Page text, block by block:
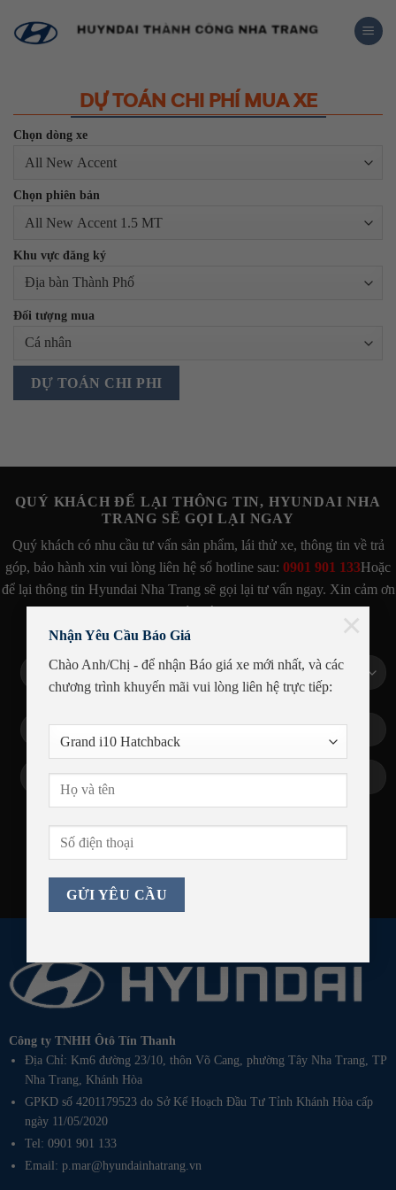
Nhận Yêu Cầu Báo Giá
Chào Anh/Chị - để nhận Báo giá xe mới nhất, và các
chương trình khuyến mãi vui lòng liên hệ trực tiếp:
×
DỰ TOÁN CHI PHÍ MUA XE
Chọn dòng xe
Chọn phiên bản
Khu vực đăng ký
Đối tượng mua
DỰ TOÁN CHI PHI
QUÝ KHÁCH ĐỂ LẠI THÔNG TIN, HYUNDAI NHA
TRANG SẼ GỌI LẠI NGAY
Quý khách có nhu cầu tư vấn sản phẩm, lái thử xe, thông tin về trả
góp, bảo hành xin vui lòng liên hệ số hotline sau: 0901 901 133Hoặc
để lại thông tin Hyundai Nha Trang sẽ gọi lại tư vấn ngay. Xin cảm ơn
Quý khách!
Công ty TNHH Ôtô Tín Thanh
Địa Chỉ: Km6 đường 23/10, thôn Võ Cang, phường Tây Nha Trang, TP
Nha Trang, Khánh Hòa
GPKD số 4201179523 do Sở Kế Hoạch Đầu Tư Tỉnh Khánh Hòa cấp
ngày 11/05/2020
Tel: 0901 901 133
Email: p.mar@hyundainhatrang.vn